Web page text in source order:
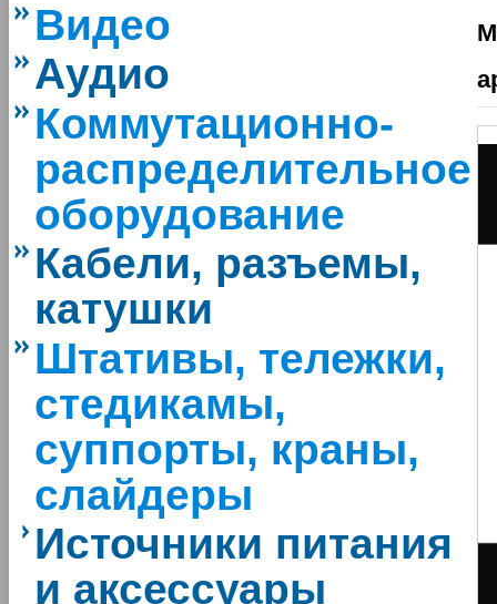
Видео
Аудио
Коммутационно-
распределительное
оборудование
Кабели, разъемы,
катушки
Штативы, тележки,
стедикамы,
суппорты, краны,
слайдеры
Источники питания
и аксессуары